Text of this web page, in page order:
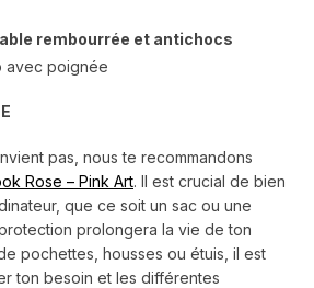
rembourrée et antichocs
avec poignée
pas, nous te recommandons
Rose – Pink Art. Il est crucial de bien
que ce soit un sac ou une
prolongera la vie de ton
pochettes, housses ou étuis, il est
ton besoin et les différentes